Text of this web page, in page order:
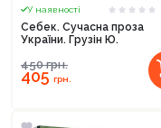
У наявності
Себек. Сучасна проза
України. Грузін Ю.
450грн.
405грн.